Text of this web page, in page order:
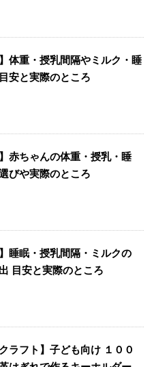
体重・授乳間隔やミルク・睡
安と実際のところ
赤ちゃんの体重・授乳・睡
びや実際のところ
睡眠・授乳間隔・ミルクの
目安と実際のところ
ラフト】子ども向け １００